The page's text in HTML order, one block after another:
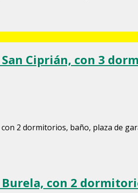
Ciprián, con 3
con 2